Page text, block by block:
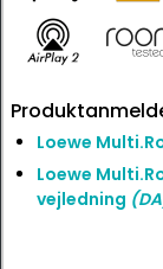
Loewe
Loewe
vejledning